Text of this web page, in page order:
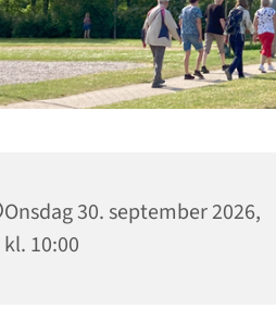
Onsdag 30. september 2026,
kl. 10:00